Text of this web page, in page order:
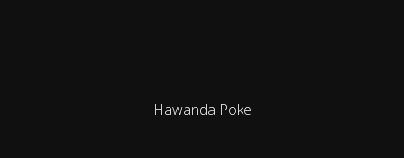
Hawanda Poke